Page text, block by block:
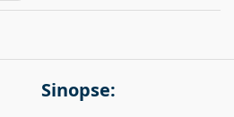
Sinopse: